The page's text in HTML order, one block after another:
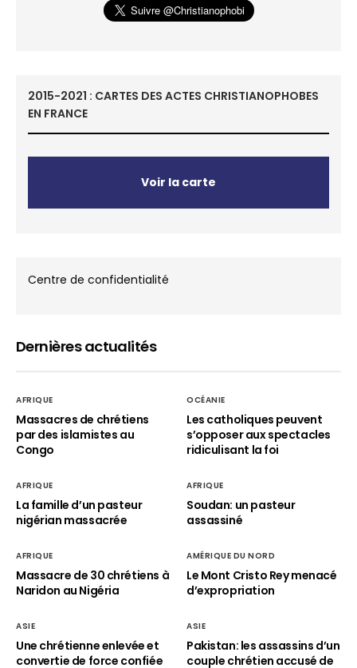
2015-2021 : CARTES DES ACTES CHRISTIANOPHOBES
EN FRANCE
Voir la carte
Centre de confidentialité
Dernières actualités
AFRIQUE
Massacres de chrétiens
par des islamistes au
Congo
OCÉANIE
Les catholiques peuvent
s’opposer aux spectacles
ridiculisant la foi
AFRIQUE
La famille d’un pasteur
nigérian massacrée
AFRIQUE
Soudan: un pasteur
assassiné
AFRIQUE
Massacre de 30 chrétiens à
Naridon au Nigéria
AMÉRIQUE DU NORD
Le Mont Cristo Rey menacé
d’expropriation
ASIE
Une chrétienne enlevée et
convertie de force confiée
ASIE
Pakistan: les assassins d’un
couple chrétien accusé de